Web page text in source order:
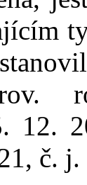
. 12.
, č. j.